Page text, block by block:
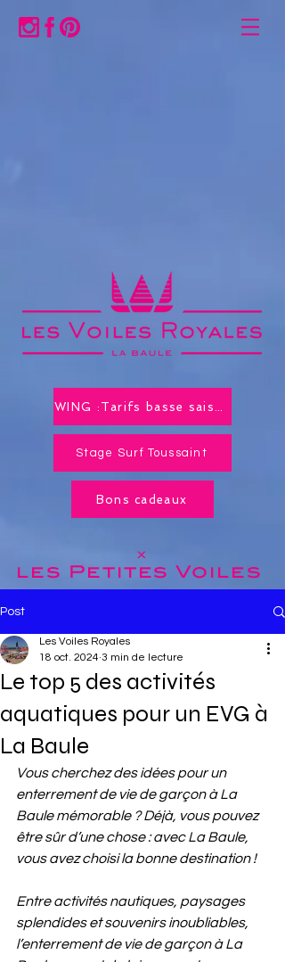
Stage Surf Toussaint
Bons cadeaux
x
les Petites Voiles
Post
Le top 5 des activités
aquatiques pour un EVG à
La Baule
Les Voiles Royales
18 oct. 2024 3 min de lecture
Vous cherchez des idées pour un
enterrement de vie de garçon à La
Baule mémorable ? Déjà, vous pouvez
être sûr d’une chose : avec La Baule,
vous avez choisi la bonne destination !
Entre activités nautiques, paysages
splendides et souvenirs inoubliables,
l’enterrement de vie de garçon à La